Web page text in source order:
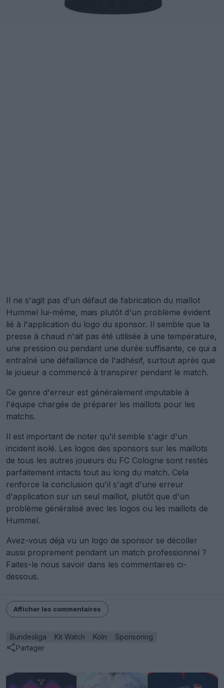
Il ne s'agit pas d'un défaut de fabrication du maillot
Hummel lui-même, mais plutôt d'un problème évident
lié à l'application du logo du sponsor. Il semble que la
presse à chaud n'ait pas été utilisée à une température,
une pression ou pendant une durée suffisante, ce qui a
entraîné une défaillance de l'adhésif, surtout après que
le joueur a commencé à transpirer pendant le match.
Ce genre d'erreur est généralement imputable à
l'équipe chargée de préparer les maillots pour les
matchs.
Il est important de noter qu'il semble s'agir d'un
incident isolé. Les logos des sponsors sur les maillots
de tous les autres joueurs du FC Cologne sont restés
parfaitement intacts tout au long du match. Cela
renforce la conclusion qu'il s'agit d'une erreur
d'application sur un seul maillot, plutôt que d'un
problème généralisé avec les logos ou les maillots de
Hummel.
Avez-vous déjà vu un logo de sponsor se décoller
aussi proprement pendant un match professionnel ?
Faites-le nous savoir dans les commentaires ci-
dessous.
Afficher les commentaires
Bundesliga Kit Watch Köln
Sponsoring
Partager